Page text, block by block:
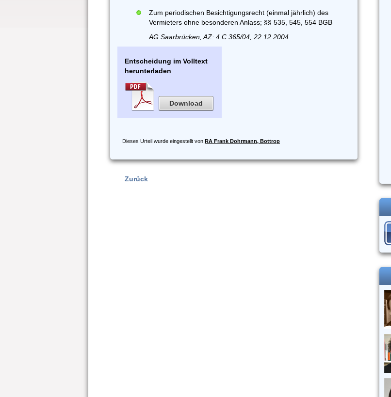
Zum periodischen Besichtigungsrecht (einmal jährlich) des
Vermieters ohne besonderen Anlass; §§ 535, 545, 554 BGB
AG Saarbrücken, AZ: 4 C 365/04, 22.12.2004
Entscheidung im Volltext
herunterladen
Download
Dieses Urteil wurde eingestellt von RA Frank Dohrmann, Bottrop
Zurück